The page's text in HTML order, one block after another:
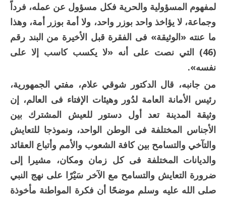
لمفهوم المسؤولية والحرية فكل مسؤول عن عمله، فرداً
وجماعة، لا يؤاخذ واحد بوزر واحد، ولا أمة بوزر أمة، وهذا
ما عنته «الوثيقة» فى الفقرة قبل الأخيرة من البند رقم
(46) التي نصت على أنه «لا يكسب كاسب إلا على
نفسه».
من جانبه، قال الدكتور شوقي علام، مفتي الجمهورية،
رئيس الأمانة العامة لدُور وهيئات الإفتاء فى العالم، إن
وثيقة المدينة تعد أول دستور للعيش المشترك بين
الأجناس المختلفة فى الوطن الواحد، ونموذجا للتعايش
والتآخي والتسامح بين كافة الشعوب والأمم وأتباع العقائد
والديانات المختلفة فى كل زمان ومكان، مشيرا إلى
ضرورة التعايش والتسامح مع الآخر سَيْرًا على نهج النبي
صلى الله عليه وسلم موضحًا أن فكرة المواطنة مأخوذة